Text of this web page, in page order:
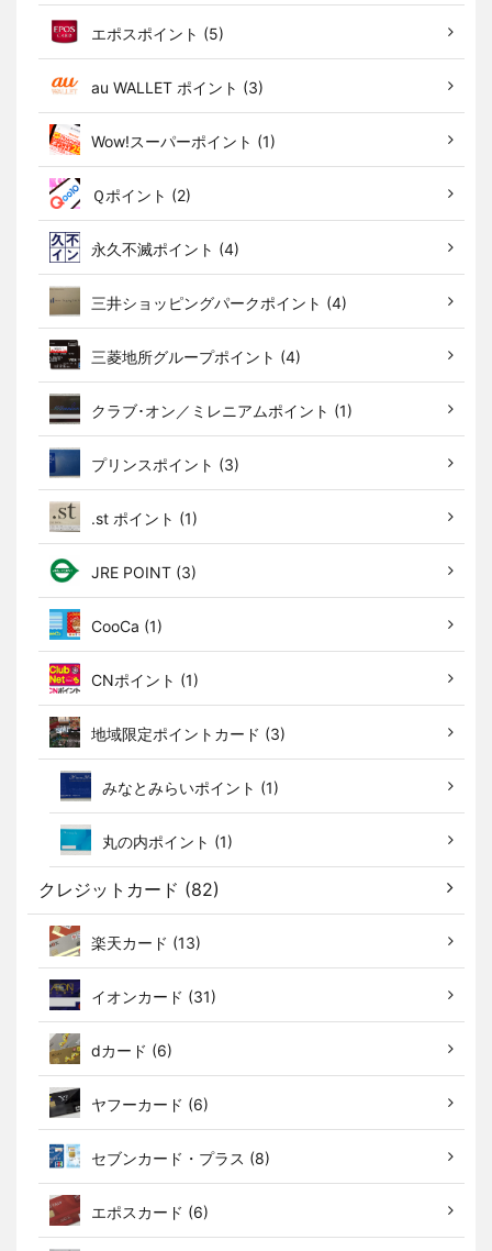
エポスポイント (5)
au WALLET ポイント (3)
Wow!スーパーポイント (1)
Ｑポイント (2)
永久不滅ポイント (4)
三井ショッピングパークポイント (4)
三菱地所グループポイント (4)
クラブ･オン／ミレニアムポイント (1)
プリンスポイント (3)
.st ポイント (1)
JRE POINT (3)
CooCa (1)
CNポイント (1)
地域限定ポイントカード (3)
みなとみらいポイント (1)
丸の内ポイント (1)
クレジットカード (82)
楽天カード (13)
イオンカード (31)
dカード (6)
ヤフーカード (6)
セブンカード・プラス (8)
エポスカード (6)